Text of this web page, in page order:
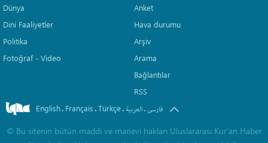
Dünya
Dini Faaliyetler
Politika
Fotoğraf - Video
Anket
Hava durumu
Arşiv
Arama
Bağlantılar
RSS
English. Français.Türkçe. العربیة.فارسی
© Bu sitenin bütün maddi ve manevi hakları Uluslararası Kur’an Haber